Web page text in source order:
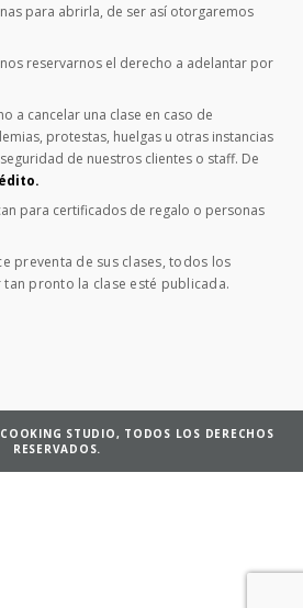
para abrirla, de ser así otorgaremos
reservarnos el derecho a adelantar por
a cancelar una clase en caso de
protestas, huelgas u otras instancias
de nuestros clientes o staff. De
para certificados de regalo o personas
preventa de sus clases, todos los
pronto la clase esté publicada.
STUDIO, TODOS LOS DERECHOS
RESERVADOS.